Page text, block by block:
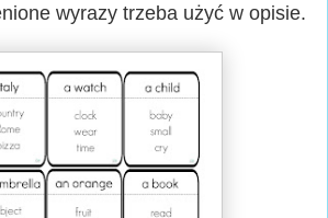
wyrazy trzeba użyć w opisie.